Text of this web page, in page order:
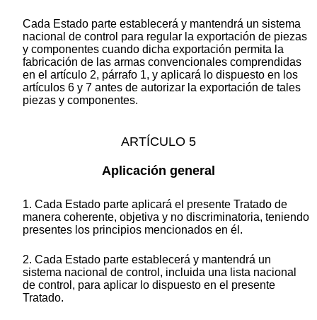
Cada Estado parte establecerá y mantendrá un sistema
nacional de control para regular la exportación de piezas
y componentes cuando dicha exportación permita la
fabricación de las armas convencionales comprendidas
en el artículo 2, párrafo 1, y aplicará lo dispuesto en los
artículos 6 y 7 antes de autorizar la exportación de tales
piezas y componentes.
ARTÍCULO 5
Aplicación general
1. Cada Estado parte aplicará el presente Tratado de
manera coherente, objetiva y no discriminatoria, teniendo
presentes los principios mencionados en él.
2. Cada Estado parte establecerá y mantendrá un
sistema nacional de control, incluida una lista nacional
de control, para aplicar lo dispuesto en el presente
Tratado.